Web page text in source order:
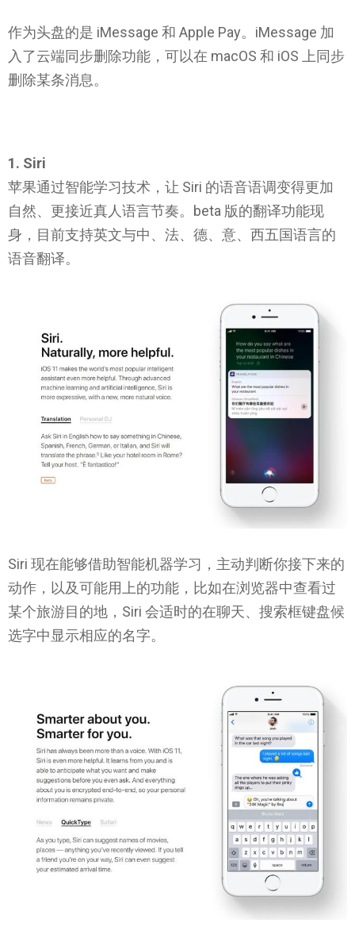
作为头盘的是 iMessage 和 Apple Pay。iMessage 加
入了云端同步删除功能，可以在 macOS 和 iOS 上同步
删除某条消息。
1. Siri
苹果通过智能学习技术，让 Siri 的语音语调变得更加
自然、更接近真人语言节奏。beta 版的翻译功能现
身，目前支持英文与中、法、德、意、西五国语言的
语音翻译。
Siri 现在能够借助智能机器学习，主动判断你接下来的
动作，以及可能用上的功能，比如在浏览器中查看过
某个旅游目的地，Siri 会适时的在聊天、搜索框键盘候
选字中显示相应的名字。